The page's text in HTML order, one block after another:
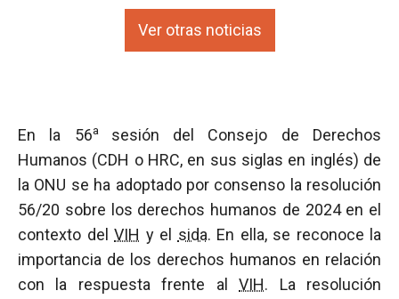
Ver otras noticias
En la 56a sesión del Consejo de Derechos
Humanos (CDH o HRC, en sus siglas en inglés) de
la ONU se ha adoptado por consenso la resolución
56/20 sobre los derechos humanos de 2024 en el
contexto del VIH y el sida. En ella, se reconoce la
importancia de los derechos humanos en relación
con la respuesta frente alVIH. La resolución